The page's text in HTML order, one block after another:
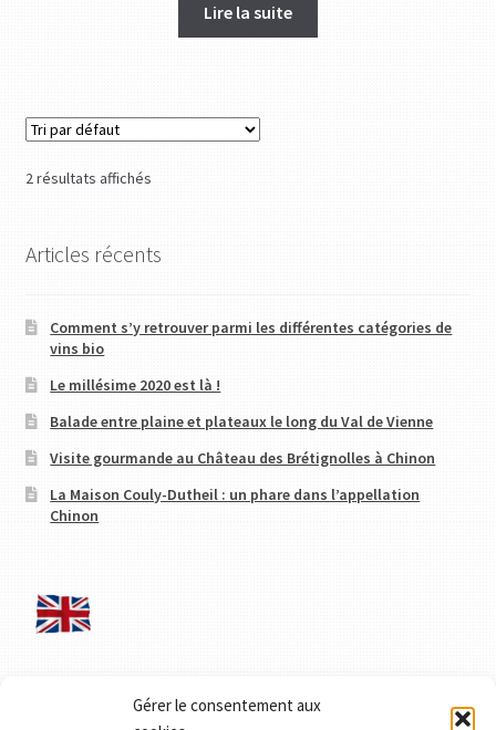
Gérer le consentement aux
Lire la suite
2 résultats affichés
Articles récents
Comment s’y retrouver parmi les différentes catégories de
vins bio
Le millésime 2020 est là !
Balade entre plaine et plateaux le long du Val de Vienne
Visite gourmande au Château des Brétignolles à Chinon
La Maison Couly-Dutheil : un phare dans l’appellation
Chinon